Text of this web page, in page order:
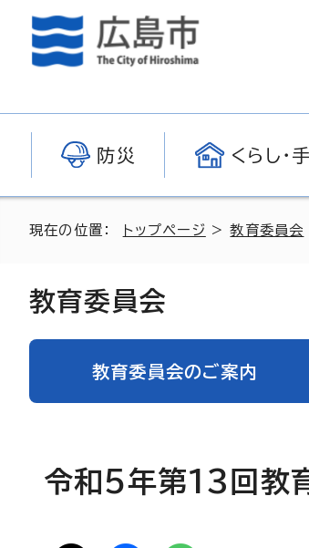
防災 くらし・
現在の位置： トップページ >教育委員会
教育委員会
教育委員会のご案内
令和5年第13回教